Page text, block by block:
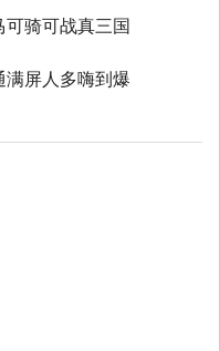
骑可战真三国
满屏人多嗨到爆